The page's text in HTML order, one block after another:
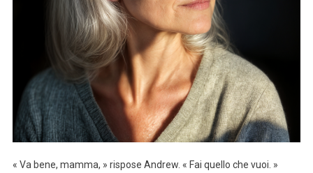
« Va bene, mamma, » rispose Andrew. « Fai quello che vuoi. »